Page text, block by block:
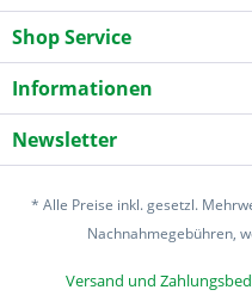
Shop Service
Informationen
Newsletter
* Alle Preise inkl. gesetzl.
Nachnahmegebühren,
Versand und